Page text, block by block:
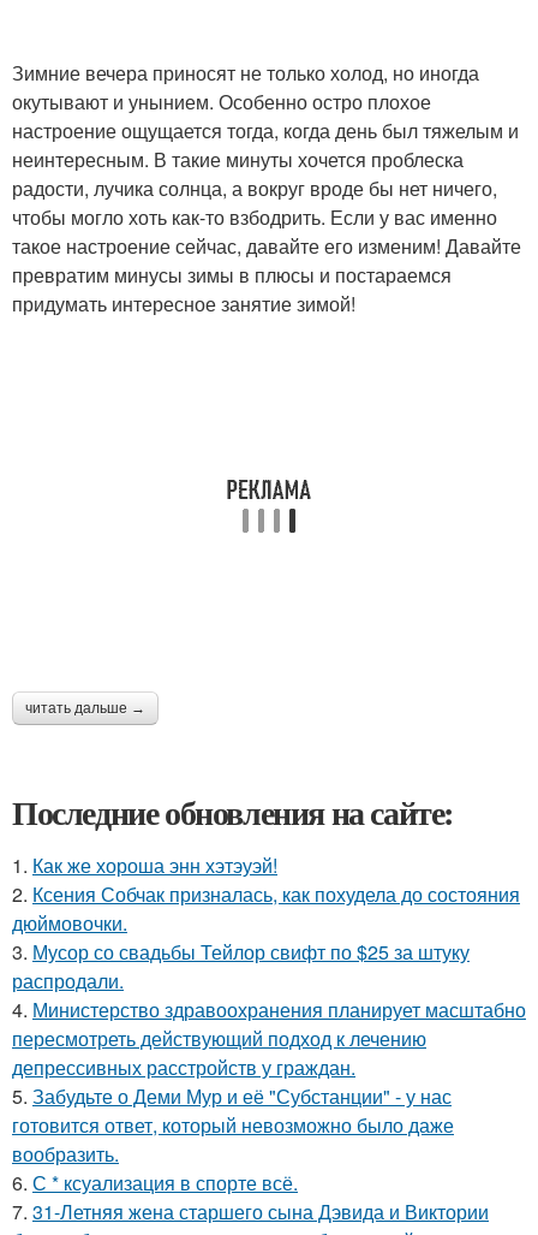
Зимние вечера приносят не только холод, но иногда
окутывают и унынием. Особенно остро плохое
настроение ощущается тогда, когда день был тяжелым и
неинтересным. В такие минуты хочется проблеска
радости, лучика солнца, а вокруг вроде бы нет ничего,
чтобы могло хоть как-то взбодрить. Если у вас именно
такое настроение сейчас, давайте его изменим! Давайте
превратим минусы зимы в плюсы и постараемся
придумать интересное занятие зимой!
читать дальше →
Последние обновления на сайте:
1. Как же хороша энн хэтэуэй!
2. Ксения Собчак призналась, как похудела до состояния
дюймовочки.
3. Мусор со свадьбы Тейлор свифт по $25 за штуку
распродали.
4. Министерство здравоохранения планирует масштабно
пересмотреть действующий подход к лечению
депрессивных расстройств у граждан.
5. Забудьте о Деми Мур и её "Субстанции" - у нас
готовится ответ, который невозможно было даже
вообразить.
6. С * ксуализация в спорте всё.
7. 31-Летняя жена старшего сына Дэвида и Виктории